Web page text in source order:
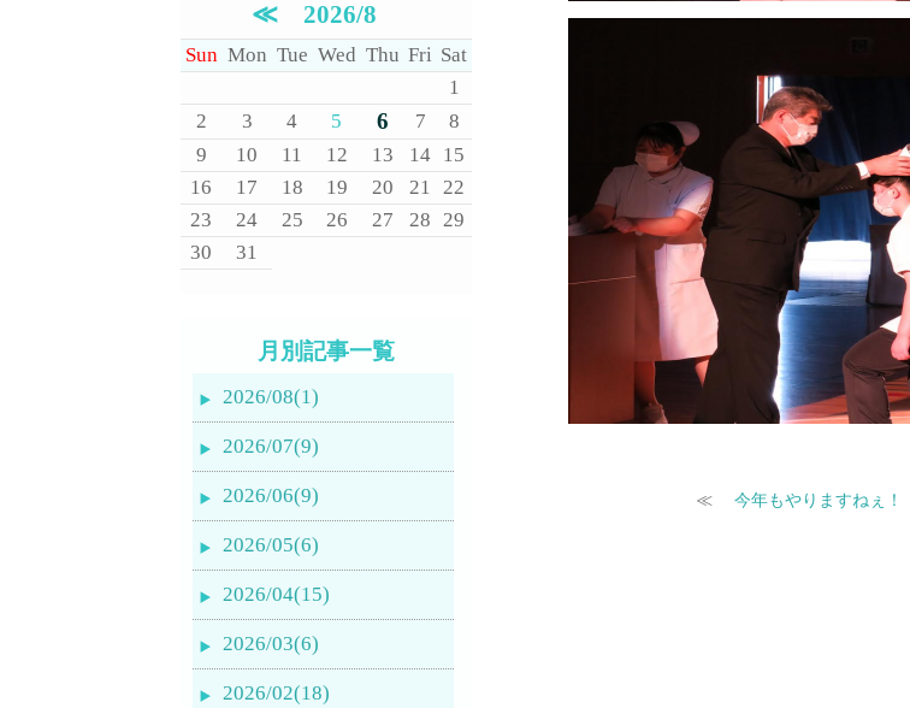
≪ 今年もやりますねぇ！
≪2026/8
Sun Mon Tue Wed Thu Fri Sat
1
2
3 4 5 6 7
8
9
10 11 12 13 14 15
16
17 18 19 20 21 22
23
24 25 26 27 28 29
30
31
月別記事一覧
2026/08(1)
2026/07(9)
2026/06(9)
2026/05(6)
2026/04(15)
2026/03(6)
2026/02(18)